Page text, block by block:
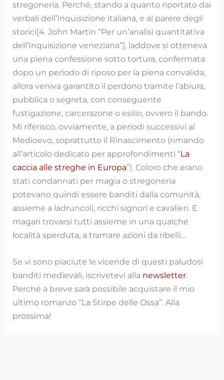
stregoneria. Perché, stando a quanto riportato dai
verbali dell’Inquisizione italiana, e al parere degli
storici[4. John Martin “Per un’analisi quantitativa
dell’Inquisizione veneziana”], laddove si otteneva
una piena confessione sotto tortura, confermata
dopo un periodo di riposo per la piena convalida,
allora veniva garantito il perdono tramite l’abiura,
pubblica o segreta, con conseguente
fustigazione, carcerazone o esilio, ovvero il bando.
Mi riferisco, ovviamente, a periodi successivi al
Medioevo, soprattutto il Rinascimento (rimando
all’articolo dedicato per approfondimenti “La
caccia alle streghe in Europa”). Coloro che erano
stati condannati per magia o stregoneria
potevano quindi essere banditi dalla comunità,
assieme a ladruncoli, ricchi signori e cavalieri. E
magari trovarsi tutti assieme in una qualche
località sperduta, a tramare azioni da ribelli…
Se vi sono piaciute le vicende di questi paludosi
banditi medievali, iscrivetevi alla newsletter.
Perché a breve sarà possibile acquistare il mio
ultimo romanzo “La Stirpe delle Ossa”. Alla
prossima!